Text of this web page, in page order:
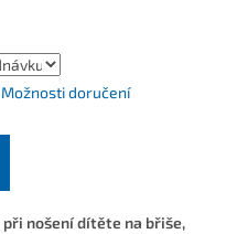
Možnosti doručení
při nošení dítěte na břiše,